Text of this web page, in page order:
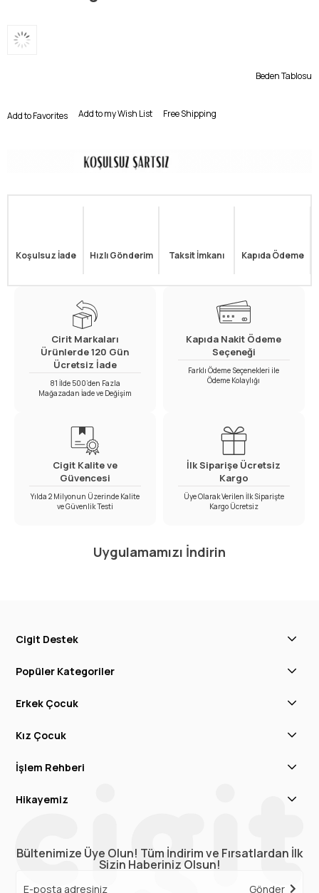
Beden Tablosu
Add to Favorites Add to my Wish List Free Shipping
Koşulsuz İade Hızlı Gönderim Taksit İmkanı Kapıda Ödeme
Cirit Markaları
Ürünlerde 120 Gün
Ücretsiz İade
81 İlde 500’den Fazla
Mağazadan İade ve Değişim
Kapıda Nakit Ödeme
Seçeneği
Farklı Ödeme Seçenekleri ile
Ödeme Kolaylığı
Cigit Kalite ve
Güvencesi
Yılda 2 Milyonun Üzerinde Kalite
ve Güvenlik Testi
İlk Siparişe Ücretsiz
Kargo
Üye Olarak Verilen İlk Siparişte
Kargo Ücretsiz
Uygulamamızı İndirin
Cigit Destek
Popüler Kategoriler
Erkek Çocuk
Kız Çocuk
İşlem Rehberi
Hikayemiz
Bültenimize Üye Olun! Tüm İndirim ve Fırsatlardan İlk
Sizin Haberiniz Olsun!
Gönder